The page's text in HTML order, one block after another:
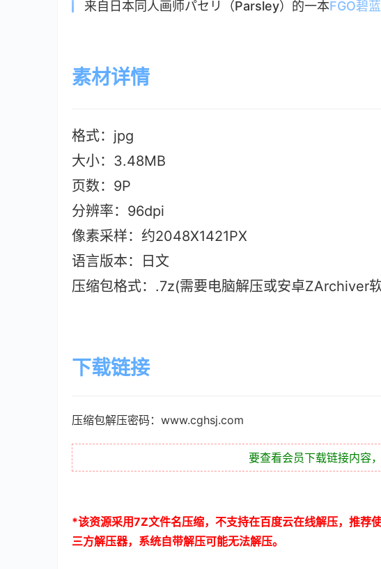
来自日本同人画师パセリ（Parsley）的一本FGO碧
素材详情
格式：jpg
大小：3.48MB
页数：9P
分辨率：96dpi
像素采样：约2048X1421PX
语言版本：日文
压缩包格式：.7z(需要电脑解压或安卓ZArchiver
下载链接
压缩包解压密码：www.cghsj.com
要查看会员下载链接内容
*该资源采用7Z文件名压缩，不支持在百度云在线解压，推荐
三方解压器，系统自带解压可能无法解压。